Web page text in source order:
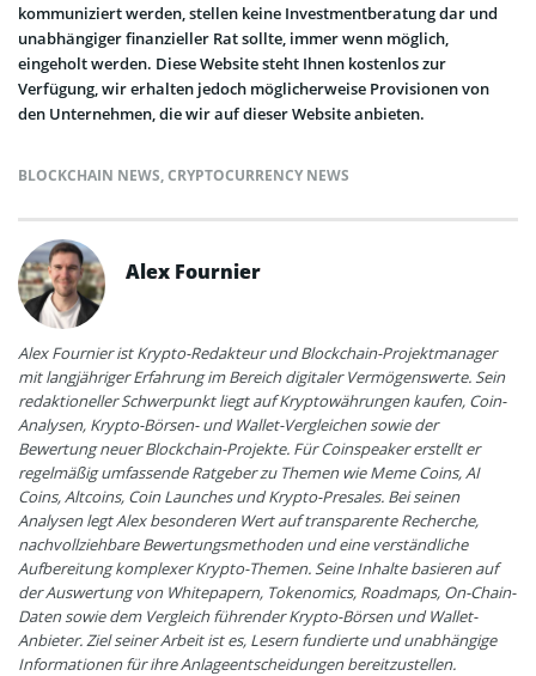
kommuniziert werden, stellen keine Investmentberatung dar und
unabhängiger finanzieller Rat sollte, immer wenn möglich,
eingeholt werden. Diese Website steht Ihnen kostenlos zur
Verfügung, wir erhalten jedoch möglicherweise Provisionen von
den Unternehmen, die wir auf dieser Website anbieten.
BLOCKCHAIN NEWS,CRYPTOCURRENCY NEWS
Alex Fournier
Alex Fournier ist Krypto-Redakteur und Blockchain-Projektmanager
mit langjähriger Erfahrung im Bereich digitaler Vermögenswerte. Sein
redaktioneller Schwerpunkt liegt auf Kryptowährungen kaufen, Coin-
Analysen, Krypto-Börsen- und Wallet-Vergleichen sowie der
Bewertung neuer Blockchain-Projekte. Für Coinspeaker erstellt er
regelmäßig umfassende Ratgeber zu Themen wie Meme Coins, AI
Coins, Altcoins, Coin Launches und Krypto-Presales. Bei seinen
Analysen legt Alex besonderen Wert auf transparente Recherche,
nachvollziehbare Bewertungsmethoden und eine verständliche
Aufbereitung komplexer Krypto-Themen. Seine Inhalte basieren auf
der Auswertung von Whitepapern, Tokenomics, Roadmaps, On-Chain-
Daten sowie dem Vergleich führender Krypto-Börsen und Wallet-
Anbieter. Ziel seiner Arbeit ist es, Lesern fundierte und unabhängige
Informationen für ihre Anlageentscheidungen bereitzustellen.